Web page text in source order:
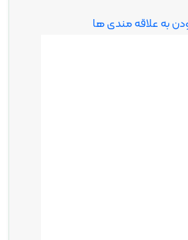
علاقه مندی ها